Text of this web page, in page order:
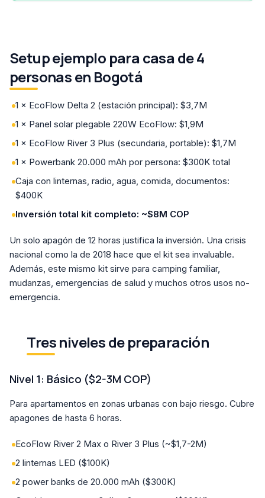
Setup ejemplo para casa de 4
personas en Bogotá
1 × EcoFlow Delta 2 (estación principal): $3,7M
1 × Panel solar plegable 220W EcoFlow: $1,9M
1 × EcoFlow River 3 Plus (secundaria, portable): $1,7M
1 × Powerbank 20.000 mAh por persona: $300K total
Caja con linternas, radio, agua, comida, documentos:
$400K
Inversión total kit completo: ~$8M COP
Un solo apagón de 12 horas justifica la inversión. Una crisis
nacional como la de 2018 hace que el kit sea invaluable.
Además, este mismo kit sirve para camping familiar,
mudanzas, emergencias de salud y muchos otros usos no-
emergencia.
Tres niveles de preparación
Nivel 1: Básico ($2-3M COP)
Para apartamentos en zonas urbanas con bajo riesgo. Cubre
apagones de hasta 6 horas.
EcoFlow River 2 Max o River 3 Plus (~$1,7-2M)
2 linternas LED ($100K)
2 power banks de 20.000 mAh ($300K)